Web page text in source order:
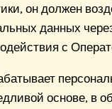
он должен
данных
с
основе, в